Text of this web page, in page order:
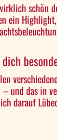
schön
ein
und das in
darauf